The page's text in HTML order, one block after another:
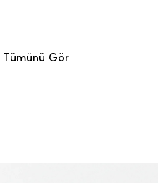
Tümünü Gör